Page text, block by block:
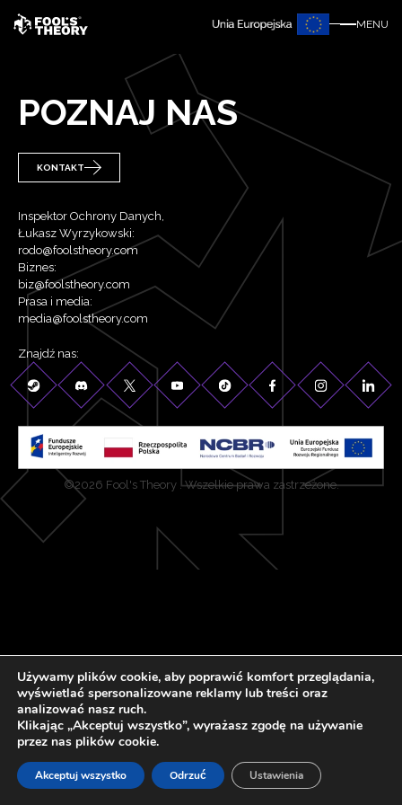
MENU
POZNAJ NAS
KONTAKT
Znajdź nas:
Inspektor Ochrony Danych,
Łukasz Wyrzykowski:
rodo@foolstheory.com
Biznes:
biz@foolstheory.com
Prasa i media:
media@foolstheory.com
©2026 Fool's Theory . Wszelkie prawa zastrzeżone.
Używamy plików cookie, aby poprawić komfort przeglądania,
wyświetlać spersonalizowane reklamy lub treści oraz
analizować nasz ruch.
Klikając „Akceptuj wszystko”, wyrażasz zgodę na używanie
przez nas plików cookie.
Akceptuj wszystko Odrzuć Ustawienia